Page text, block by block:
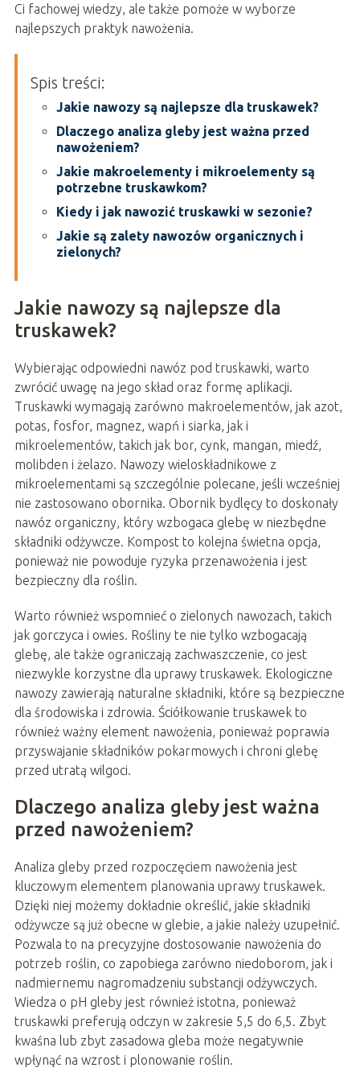
Ci fachowej wiedzy, ale także pomoże w wyborze
najlepszych praktyk nawożenia.
Spis treści:
Jakie nawozy są najlepsze dla truskawek?
Dlaczego analiza gleby jest ważna przed
nawożeniem?
Jakie makroelementy i mikroelementy są
potrzebne truskawkom?
Kiedy i jak nawozić truskawki w sezonie?
Jakie są zalety nawozów organicznych i
zielonych?
Jakie nawozy są najlepsze dla
truskawek?
Wybierając odpowiedni nawóz pod truskawki, warto
zwrócić uwagę na jego skład oraz formę aplikacji.
Truskawki wymagają zarówno makroelementów, jak azot,
potas, fosfor, magnez, wapń i siarka, jak i
mikroelementów, takich jak bor, cynk, mangan, miedź,
molibden i żelazo. Nawozy wieloskładnikowe z
mikroelementami są szczególnie polecane, jeśli wcześniej
nie zastosowano obornika. Obornik bydlęcy to doskonały
nawóz organiczny, który wzbogaca glebę w niezbędne
składniki odżywcze. Kompost to kolejna świetna opcja,
ponieważ nie powoduje ryzyka przenawożenia i jest
bezpieczny dla roślin.
Warto również wspomnieć o zielonych nawozach, takich
jak gorczyca i owies. Rośliny te nie tylko wzbogacają
glebę, ale także ograniczają zachwaszczenie, co jest
niezwykle korzystne dla uprawy truskawek. Ekologiczne
nawozy zawierają naturalne składniki, które są bezpieczne
dla środowiska i zdrowia. Ściółkowanie truskawek to
również ważny element nawożenia, ponieważ poprawia
przyswajanie składników pokarmowych i chroni glebę
przed utratą wilgoci.
Dlaczego analiza gleby jest ważna
przed nawożeniem?
Analiza gleby przed rozpoczęciem nawożenia jest
kluczowym elementem planowania uprawy truskawek.
Dzięki niej możemy dokładnie określić, jakie składniki
odżywcze są już obecne w glebie, a jakie należy uzupełnić.
Pozwala to na precyzyjne dostosowanie nawożenia do
potrzeb roślin, co zapobiega zarówno niedoborom, jak i
nadmiernemu nagromadzeniu substancji odżywczych.
Wiedza o pH gleby jest również istotna, ponieważ
truskawki preferują odczyn w zakresie 5,5 do 6,5. Zbyt
kwaśna lub zbyt zasadowa gleba może negatywnie
wpłynąć na wzrost i plonowanie roślin.